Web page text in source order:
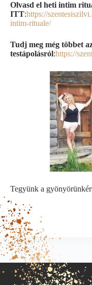
Olvasd el heti intim
ITT:https://
intim-rituale/
Tudj meg még többet
testápolásról:https://
Tegyünk a